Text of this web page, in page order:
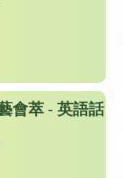
會萃 - 英語話